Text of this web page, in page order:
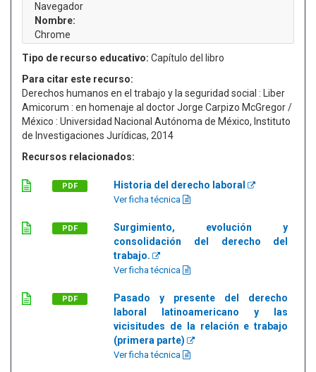
Navegador
Nombre:
Chrome
Tipo de recurso educativo: Capítulo del libro
Para citar este recurso:
Derechos humanos en el trabajo y la seguridad social : Liber
Amicorum : en homenaje al doctor Jorge Carpizo McGregor /
México : Universidad Nacional Autónoma de México, Instituto
de Investigaciones Jurídicas, 2014
Recursos relacionados:
PDF Historia del derecho laboral
Ver ficha técnica
PDF
Surgimiento, evolución y
consolidación del derecho del
trabajo.
Ver ficha técnica
PDF
Pasado y presente del derecho
laboral latinoamericano y las
vicisitudes de la relación e trabajo
(primera parte)
Ver ficha técnica